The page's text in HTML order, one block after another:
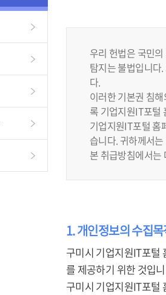
우리 헌법은 국민
탐지는 불법입니다
다.
이러한 기본권 침
록 기업지원IT포털
기업지원IT포털 홈
습니다. 귀하께서
본 취급방침에서는
1. 개인정보의 수집
구미시 기업지원IT포털
를 제공하기 위한 것입
구미시 기업지원IT포털